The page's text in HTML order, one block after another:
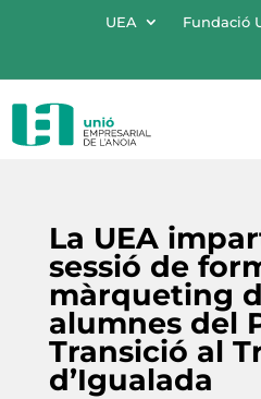
UEA Fundació
La UEA
sessió de
màrqueting
alumnes del
Transició al
d’Igualada